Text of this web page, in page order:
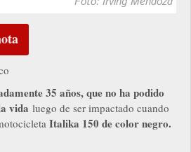
35 años, que no ha podido
vida luego de ser impactado cuando
Italika 150 de color negro.